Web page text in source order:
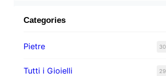
Categories
Pietre 30
Tutti i Gioielli 29